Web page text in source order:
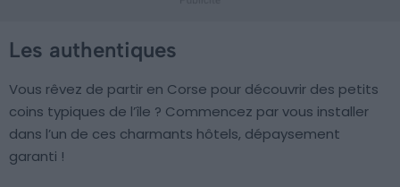
Les authentiques
Vous rêvez de partir en Corse pour découvrir des petits
coins typiques de l’île ? Commencez par vous installer
dans l’un de ces charmants hôtels, dépaysement
garanti !